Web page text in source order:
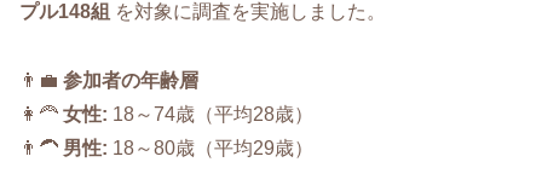
プル148組 を対象に調査を実施しました。
👨‍💼 参加者の年齢層
👩‍🦰 女性: 18～74歳（平均28歳）
👨‍🦱 男性: 18～80歳（平均29歳）